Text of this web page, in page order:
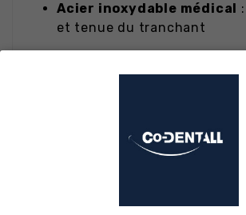
Acier inoxydable médical
et tenue du tranchant
stable durant les actes longs
Bi-extrémité 3 + 4: